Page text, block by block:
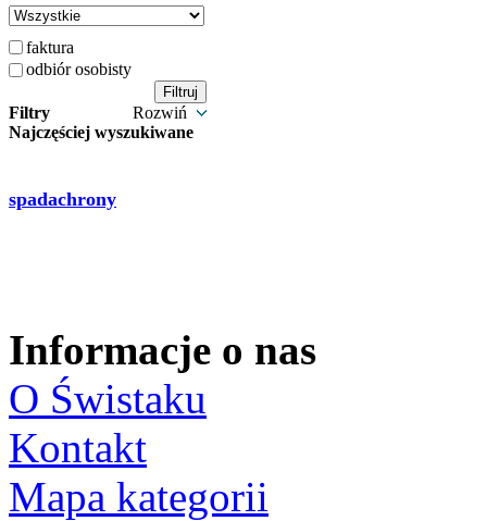
faktura
odbiór osobisty
Filtry
Rozwiń
Najczęściej wyszukiwane
spadachrony
Informacje o nas
O Świstaku
Kontakt
Mapa kategorii